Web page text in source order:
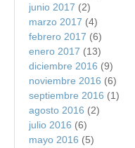
junio 2017 (2)
marzo 2017 (4)
febrero 2017 (6)
enero 2017 (13)
diciembre 2016 (9)
noviembre 2016 (6)
septiembre 2016 (1)
agosto 2016 (2)
julio 2016 (6)
mayo 2016 (5)